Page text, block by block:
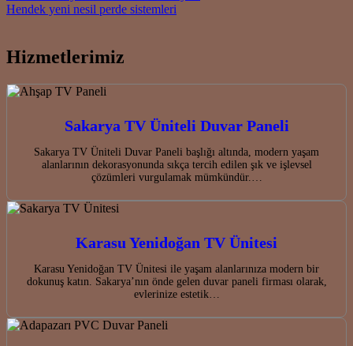
Hendek yeni nesil perde sistemleri
Hizmetlerimiz
Sakarya TV Üniteli Duvar Paneli
Sakarya TV Üniteli Duvar Paneli başlığı altında, modern yaşam
alanlarının dekorasyonunda sıkça tercih edilen şık ve işlevsel
çözümleri vurgulamak mümkündür.…
Karasu Yenidoğan TV Ünitesi
Karasu Yenidoğan TV Ünitesi ile yaşam alanlarınıza modern bir
dokunuş katın. Sakarya’nın önde gelen duvar paneli firması olarak,
evlerinize estetik…